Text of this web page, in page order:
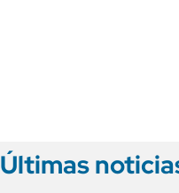
Últimas